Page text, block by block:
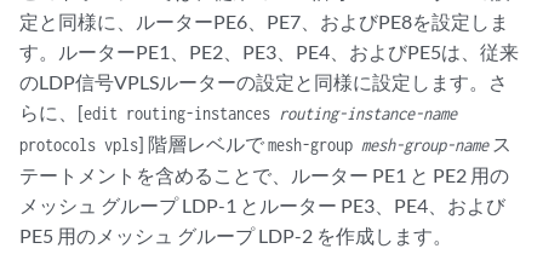
定と同様に、ルーターPE6、PE7、およびPE8を設定しま
す。ルーターPE1、PE2、PE3、PE4、およびPE5は、従来
のLDP信号VPLSルーターの設定と同様に設定します。さ
らに、[edit routing-instances routing-instance-name
protocols vpls] 階層レベルでmesh-group mesh-group-nameス
テートメントを含めることで、ルーター PE1 と PE2 用の
メッシュ グループ LDP-1 とルーター PE3、PE4、および
PE5 用のメッシュ グループ LDP-2 を作成します。